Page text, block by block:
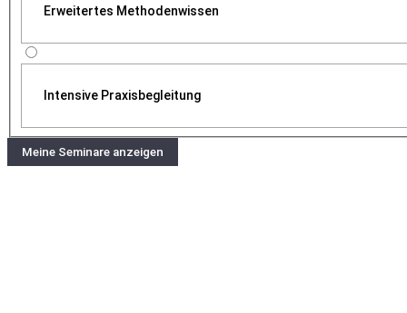
Erweitertes Methodenwissen
Intensive Praxisbegleitung
Meine Seminare anzeigen